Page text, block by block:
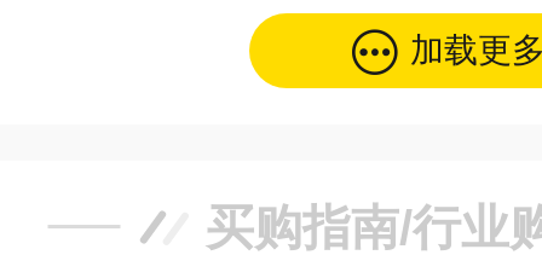
加载更
买购指南/行业